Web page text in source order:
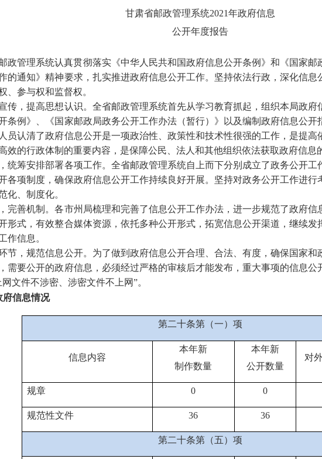
甘肃省邮政管理系统2021年政府信息
公开年度报告
政管理系统认真贯彻落实《中华人民共和国政府信息公开条例》和《国家
的通知》精神要求，扎实推进政府信息公开工作。坚持依法行政，深化信
、参与权和监督权。
，提高思想认识。 全省邮政管理系统首先从学习教育抓起，组织本局政府
条例》、《国家邮政局政务公开工作办法（暂行）》以及编制政府信息公
员认清了政府信息公开是一项政治性、政策性和技术性很强的工作，是提
效的行政体制的重要内容，是保障公民、法人和其他组织依法获取政府信息
筹安排部署各项工作。 全省邮政管理系统自上而下分别 成立了政务公开工
各项制度，确保政府信息公开工作持续良好开展。坚持对政务公开工作进
化、制度化。
善机制。各市州局梳理和完善了信息公开工作办法，进一步规范了政府信
形式，有效整合媒体资源，依托多种公开形式，拓宽信息公开渠道，继续
作信息。
，规范信息公开。 为了做到政府信息公开合理、合法、有度，确保国家
需要公开的政府信息，必须经过严格的审核后才能发布，重大事项的信息
文件不涉密、涉密文件不上网”。
府信息情况
第二十条第（一）项
信息内容
本年新
制作数量
本年新
公开数量
对
规章 0 0
规范性文件 36 36
第二十条第（五）项